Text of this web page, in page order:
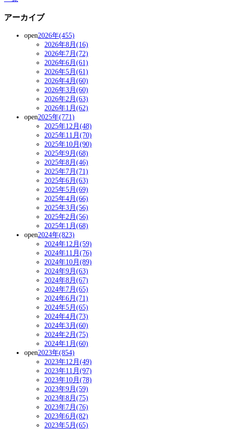
アーカイブ
open2026年(455)
2026年8月(16)
2026年7月(72)
2026年6月(61)
2026年5月(61)
2026年4月(60)
2026年3月(60)
2026年2月(63)
2026年1月(62)
open2025年(771)
2025年12月(48)
2025年11月(70)
2025年10月(90)
2025年9月(68)
2025年8月(46)
2025年7月(71)
2025年6月(63)
2025年5月(69)
2025年4月(66)
2025年3月(56)
2025年2月(56)
2025年1月(68)
open2024年(823)
2024年12月(59)
2024年11月(76)
2024年10月(89)
2024年9月(63)
2024年8月(67)
2024年7月(65)
2024年6月(71)
2024年5月(65)
2024年4月(73)
2024年3月(60)
2024年2月(75)
2024年1月(60)
open2023年(854)
2023年12月(49)
2023年11月(97)
2023年10月(78)
2023年9月(59)
2023年8月(75)
2023年7月(76)
2023年6月(82)
2023年5月(65)